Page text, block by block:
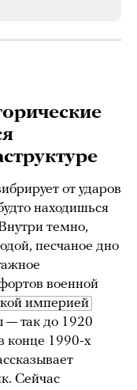
от ударов
находишься
темно,
песчаное дно
военной
империей
— так до 1920
конце 1990-х
Сейчас